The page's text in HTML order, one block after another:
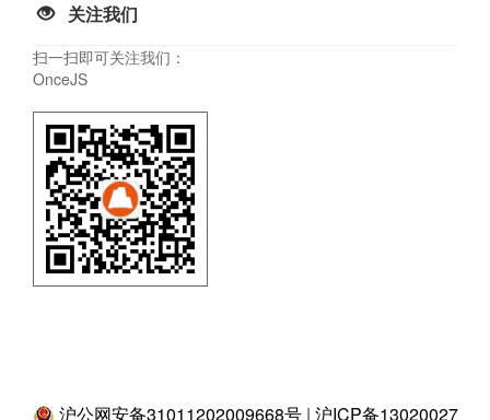
关注我们
扫一扫即可关注我们：
OnceJS
沪公网安备31011202009668号| 沪ICP备13020027